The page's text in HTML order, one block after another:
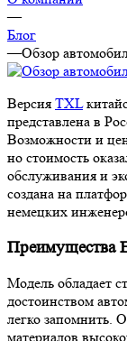
—
Блог
—Обзор
Версия TXL
представлена в
Возможности и
но стоимость
обслуживания и
создана на
немецких
Преимущества
Модель обладает
достоинством
легко запомнить.
материалов